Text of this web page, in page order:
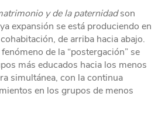
y de la paternidadson
expansión se está produciendo en
de arriba hacia abajo.
de la “postergación” se
más educados hacia los menos
simultánea, con la continua
en los grupos de menos